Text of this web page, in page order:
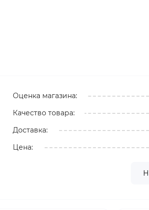
Оценка магазина:
Качество товара:
Доставка:
Цена: